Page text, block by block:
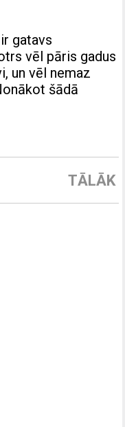
gatavs
vēl pāris gadus
un vēl nemaz
šādā
TĀLĀK